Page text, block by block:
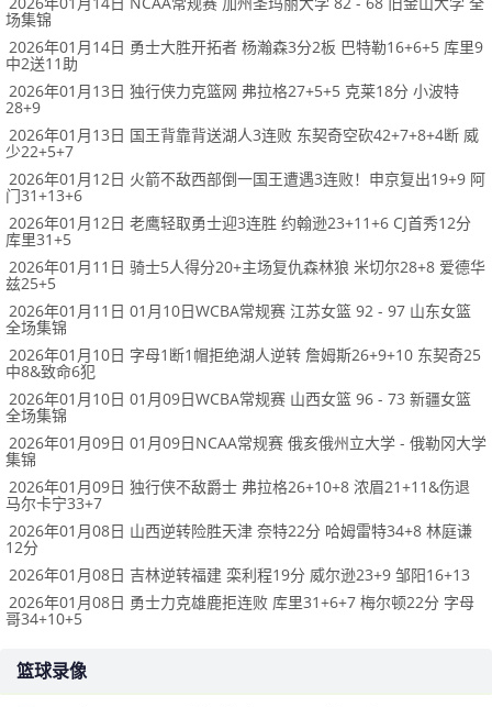
场集锦
2026年01月14日 勇士大胜开拓者 杨瀚森3分2板 巴特勒16+6+5 库里9
中2送11助
2026年01月13日 独行侠力克篮网 弗拉格27+5+5 克莱18分 小波特
28+9
2026年01月13日 国王背靠背送湖人3连败 东契奇空砍42+7+8+4断 威
少22+5+7
2026年01月12日 火箭不敌西部倒一国王遭遇3连败！申京复出19+9 阿
门31+13+6
2026年01月12日 老鹰轻取勇士迎3连胜 约翰逊23+11+6 CJ首秀12分
库里31+5
2026年01月11日 骑士5人得分20+主场复仇森林狼 米切尔28+8 爱德华
兹25+5
2026年01月11日 01月10日WCBA常规赛 江苏女篮 92 - 97 山东女篮
全场集锦
2026年01月10日 字母1断1帽拒绝湖人逆转 詹姆斯26+9+10 东契奇25
中8&致命6犯
2026年01月10日 01月09日WCBA常规赛 山西女篮 96 - 73 新疆女篮
全场集锦
2026年01月09日 01月09日NCAA常规赛 俄亥俄州立大学 - 俄勒冈大学
集锦
2026年01月09日 独行侠不敌爵士 弗拉格26+10+8 浓眉21+11&伤退
马尔卡宁33+7
2026年01月08日 山西逆转险胜天津 奈特22分 哈姆雷特34+8 林庭谦
12分
2026年01月08日 吉林逆转福建 栾利程19分 威尔逊23+9 邹阳16+13
2026年01月08日 勇士力克雄鹿拒连败 库里31+6+7 梅尔顿22分 字母
哥34+10+5
篮球录像